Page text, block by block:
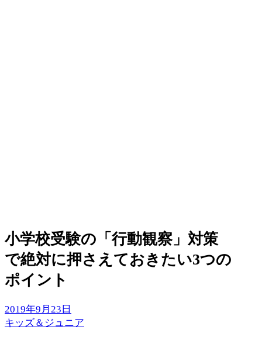
小学校受験の「行動観察」対策
で絶対に押さえておきたい3つの
ポイント
2019年9月23日
キッズ＆ジュニア